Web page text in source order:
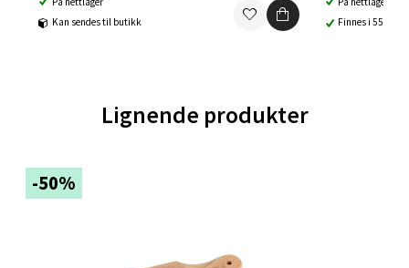
Kan sendes til butikk
Finnes i 55
Lignende produkter
-50%
Sartorvegen 12, 5353 Straume
Åpent i dag 10-21
Trondheim - Sirkus Shopping